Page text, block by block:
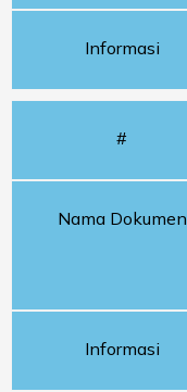
Informasi
#
Nama Dokumen
Informasi